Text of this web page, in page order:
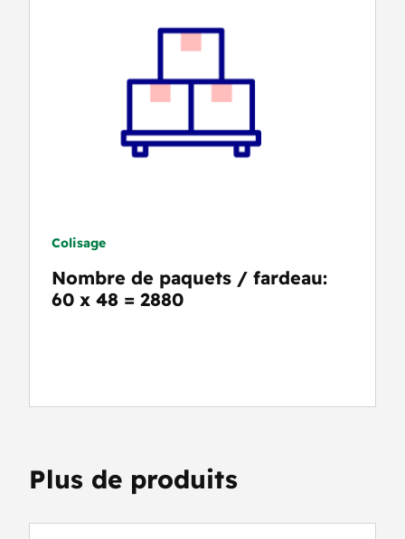
Colisage
Nombre de paquets / fardeau:
60 x 48 = 2880
Plus de produits